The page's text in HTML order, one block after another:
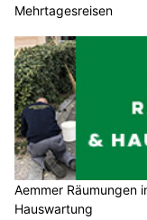
Mehrtagesreisen
Aemmer Räumungen
Hauswartung